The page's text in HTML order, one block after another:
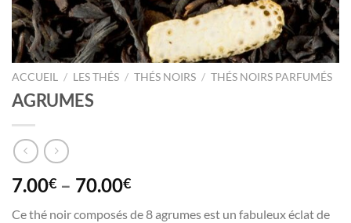
ACCUEIL / LES THÉS / THÉS NOIRS / THÉS NOIRS PARFUMÉS
AGRUMES
7.00€ – 70.00€
Ce thé noir composés de 8 agrumes est un fabuleux éclat de